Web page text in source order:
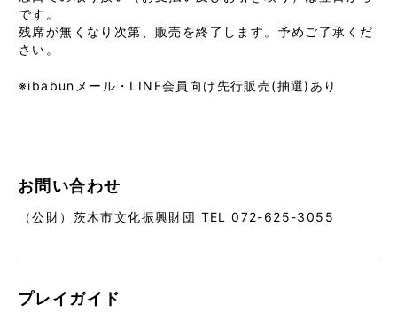
です。
残席が無くなり次第、販売を終了します。予めご了承くだ
さい。
※ibabunメール・LINE会員向け先行販売(抽選)あり
お問い合わせ
（公財）茨木市文化振興財団 TEL 072-625-3055
プレイガイド